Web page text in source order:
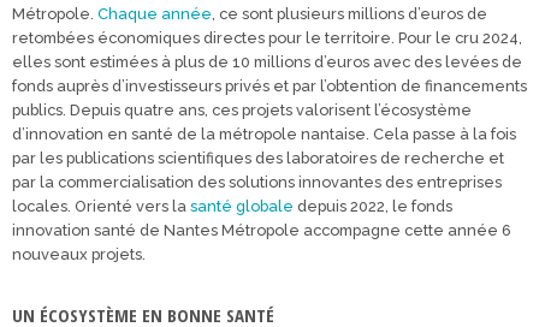
Métropole. Chaque année, ce sont plusieurs millions d’euros de
retombées économiques directes pour le territoire. Pour le cru 2024,
elles sont estimées à plus de 10 millions d’euros avec des levées de
fonds auprès d’investisseurs privés et par l’obtention de financements
publics. Depuis quatre ans, ces projets valorisent l’écosystème
d’innovation en santé de la métropole nantaise. Cela passe à la fois
par les publications scientifiques des laboratoires de recherche et
par la commercialisation des solutions innovantes des entreprises
locales. Orienté vers la santé globale depuis 2022, le fonds
innovation santé de Nantes Métropole accompagne cette année 6
nouveaux projets.
UN ÉCOSYSTÈME EN BONNE SANTÉ